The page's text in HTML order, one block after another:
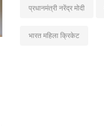
प्रधानमंत्री नरेंद्र मोदी
भारत महिला क्रिकेट